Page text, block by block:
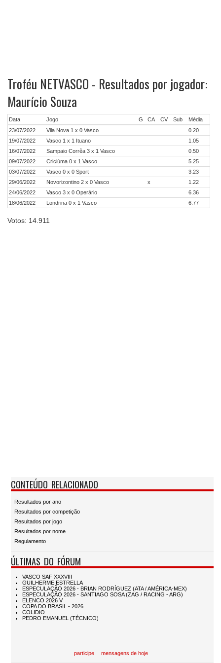
Troféu NETVASCO - Resultados por jogador:
Maurício Souza
Data Jogo G CA CV Sub
Média
23/07/2022
Vila Nova 1 x 0 Vasco
0.20
19/07/2022
Vasco 1 x 1 Ituano
1.05
16/07/2022
Sampaio Corrêa 3 x 1 Vasco
0.50
09/07/2022
Criciúma 0 x 1 Vasco
5.25
03/07/2022
Vasco 0 x 0 Sport
3.23
29/06/2022
Novorizontino 2 x 0 Vasco x
1.22
24/06/2022
Vasco 3 x 0 Operário
6.36
18/06/2022
Londrina 0 x 1 Vasco 6.77
Votos: 14.911
CONTEÚDO RELACIONADO
Resultados por ano
Resultados por competição
Resultados por jogo
Resultados por nome
Regulamento
ÚLTIMAS DO FÓRUM
participe mensagens de hoje